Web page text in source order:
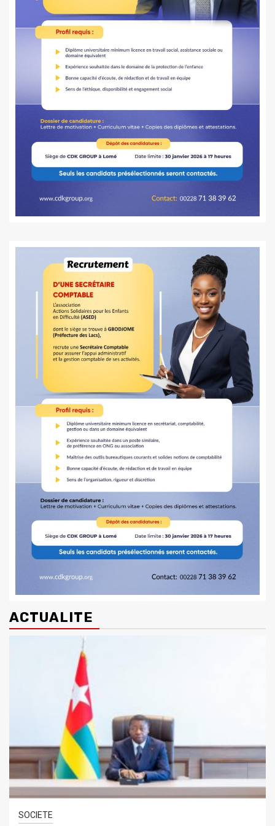
ACTUALITE
SOCIETE